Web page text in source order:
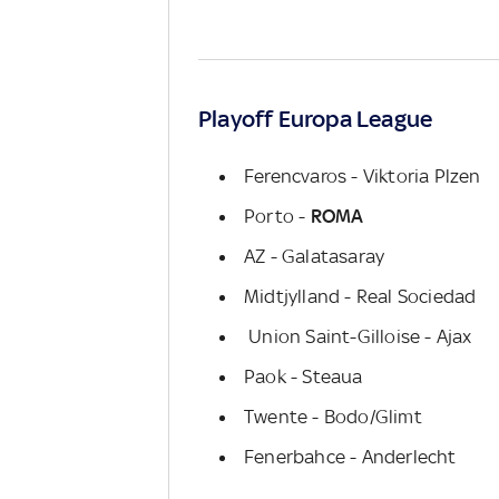
Playoff Europa League
Ferencvaros - Viktoria Plzen
Porto - ROMA
AZ - Galatasaray
Midtjylland - Real Sociedad
Union Saint-Gilloise - Ajax
Paok - Steaua
Twente - Bodo/Glimt
Fenerbahce - Anderlecht